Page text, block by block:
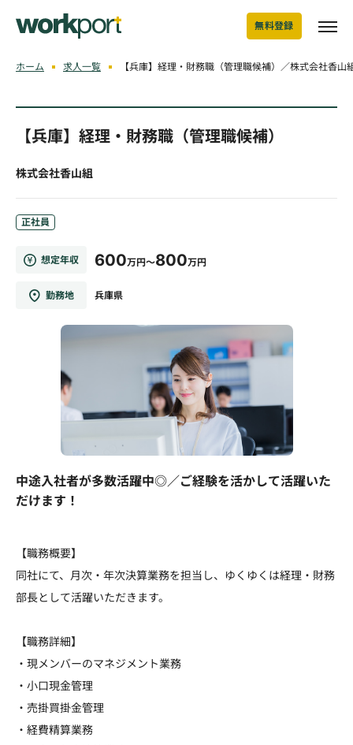
無料登録
ホーム 求人一覧 【兵庫】経理・財務職（管理職候補）／株式会社香山
【兵庫】経理・財務職（管理職候補）
株式会社香山組
正社員
想定年収 600万円～800万円
勤務地 兵庫県
中途入社者が多数活躍中◎／ご経験を活かして活躍いた
だけます！
【職務概要】
同社にて、月次・年次決算業務を担当し、ゆくゆくは経理・財務
部長として活躍いただきます。
【職務詳細】
・現メンバーのマネジメント業務
・小口現金管理
・売掛買掛金管理
・経費精算業務